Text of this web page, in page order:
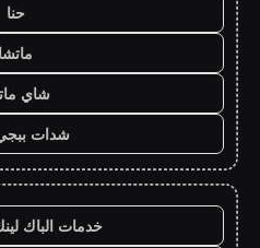
حنا
ماتشا
شاي
شدات
خدمات الباك